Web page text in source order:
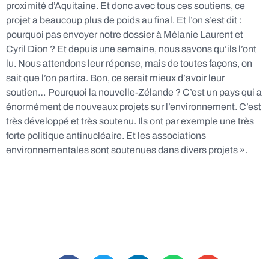
proximité d’Aquitaine. Et donc avec tous ces soutiens, ce
projet a beaucoup plus de poids au final. Et l’on s’est dit :
pourquoi pas envoyer notre dossier à Mélanie Laurent et
Cyril Dion ? Et depuis une semaine, nous savons qu’ils l’ont
lu. Nous attendons leur réponse, mais de toutes façons, on
sait que l’on partira. Bon, ce serait mieux d’avoir leur
soutien… Pourquoi la nouvelle-Zélande ? C’est un pays qui a
énormément de nouveaux projets sur l’environnement. C’est
très développé et très soutenu. Ils ont par exemple une très
forte politique antinucléaire. Et les associations
environnementales sont soutenues dans divers projets ».